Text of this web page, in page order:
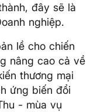
đây sẽ là
nghiệp.
lề cho chiến
nâng cao cả về
thương mại
ứng biến đổi
- mùa vụ